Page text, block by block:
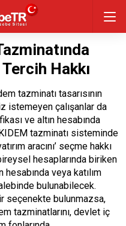
Hakkı
tazminatı tasarısının
istemeyen çalışanlar da
ve altın hesabında
tazminatı sisteminde
aracını’ seçme hakkı
hesaplarında biriken
veya katılım
bulunabilecek.
seçenekte bulunmazsa,
tazminatlarını, devlet iç